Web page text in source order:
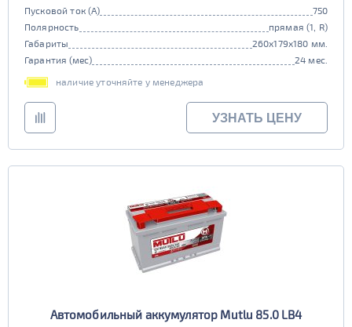
Пусковой ток (А)
750
Полярность
прямая (1, R)
Габариты
260x179x180 мм.
Гарантия (мес)
24 мес.
наличие уточняйте у менеджера
УЗНАТЬ ЦЕНУ
Автомобильный аккумулятор Mutlu 85.0 LB4